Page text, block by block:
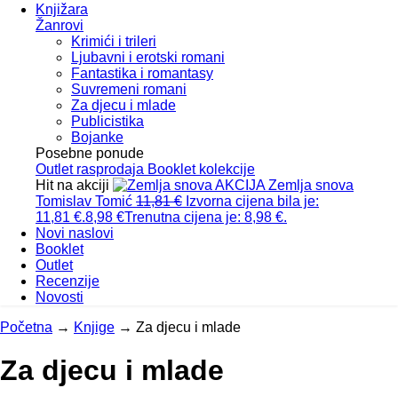
Knjižara
Žanrovi
Krimići i trileri
Ljubavni i erotski romani
Fantastika i romantasy
Suvremeni romani
Za djecu i mlade
Publicistika
Bojanke
Posebne ponude
Outlet rasprodaja Booklet kolekcije
Hit na akciji
AKCIJA Zemlja snova
Tomislav Tomić 11,81€ Izvorna cijena bila je:
11,81 €.8,98 €Trenutna cijena je: 8,98 €.
Novi naslovi
Booklet
Outlet
Recenzije
Novosti
Početna → Knjige → Za djecu i mlade
Za djecu i mlade